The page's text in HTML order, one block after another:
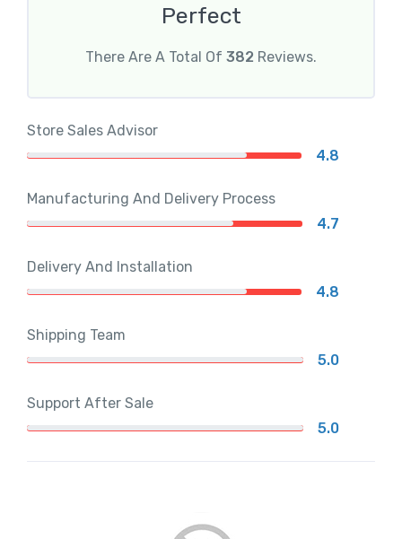
Perfect
There Are A Total Of 382 Reviews.
Store Sales Advisor
4.8
Manufacturing And Delivery Process
4.7
Delivery And Installation
4.8
Shipping Team
5.0
Support After Sale
5.0